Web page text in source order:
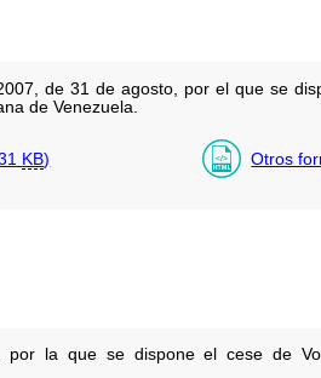
de 31 de agosto, por el que se
de Venezuela.
KB) Otros
por la que se dispone el cese de